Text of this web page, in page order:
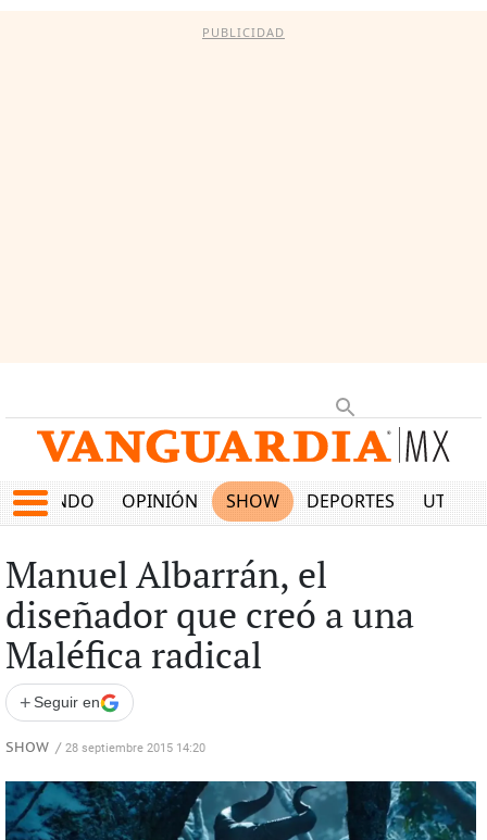
PUBLICIDAD
MUNDO OPINIÓN SHOW DEPORTES
Manuel Albarrán, el
diseñador que creó a una
Maléfica radical
+ Seguir en
SHOW / 28 septiembre 2015 14:20